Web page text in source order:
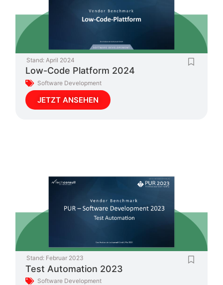
Stand: April 2024
Low-Code Platform 2024
Software Development
JETZT ANSEHEN
Stand: Februar 2023
Test Automation 2023
Software Development